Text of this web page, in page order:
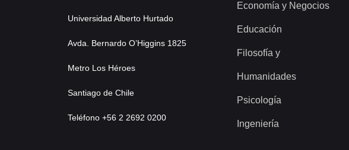
Universidad Alberto Hurtado
Avda. Bernardo O’Higgins 1825
Metro Los Héroes
Santiago de Chile
Teléfono +56 2 2692 0200
Economía y Negocios
Educación
Filosofía y
Humanidades
Psicología
Ingeniería